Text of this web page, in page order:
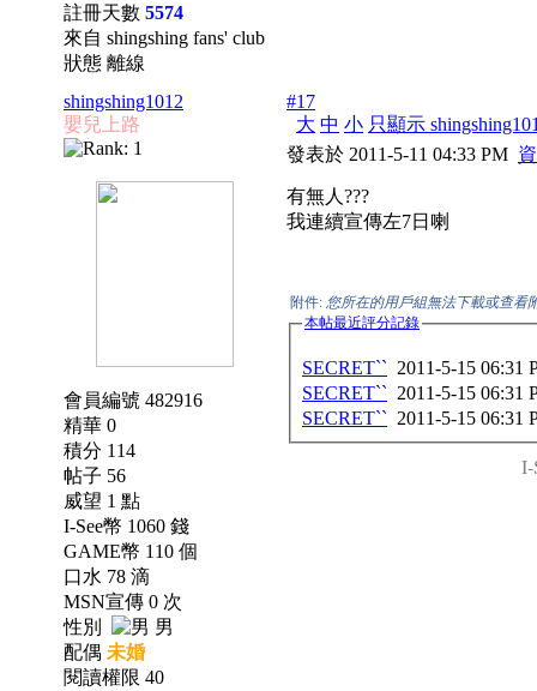
註冊天數 5574
來自 shingshing fans' club
狀態 離線
shingshing1012
嬰兒上路
會員編號 482916
精華 0
積分 114
帖子 56
威望 1 點
I-See幣 1060 錢
GAME幣 110 個
口水 78 滴
MSN宣傳 0 次
性別
男
配偶 未婚
閱讀權限 40
#17
大 中 小 只顯示
發表於 2011-5-11 04:33 PM
有無人???
我連續宣傳左7日喇
附件: 您所在的用戶組無法下載或查看
本帖最近評分記錄
SECRET`` 2011-5-15 06:31
SECRET`` 2011-5-15 06:31
SECRET`` 2011-5-15 06:31
I-